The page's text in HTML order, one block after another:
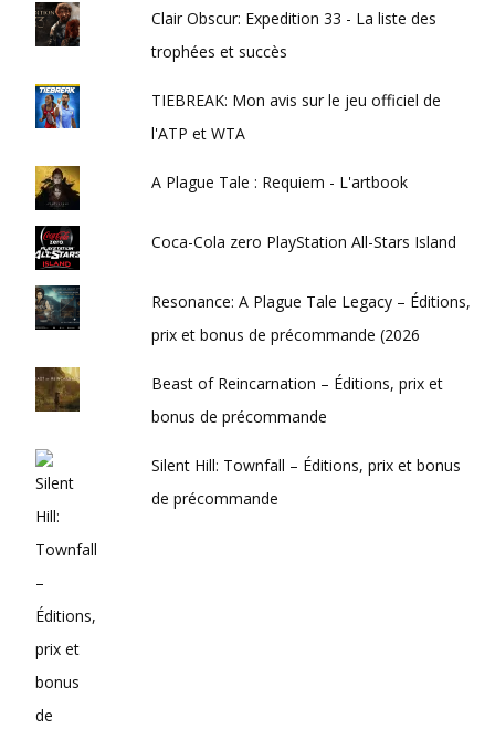
Clair Obscur: Expedition 33 - La liste des
trophées et succès
TIEBREAK: Mon avis sur le jeu officiel de
l'ATP et WTA
A Plague Tale : Requiem - L'artbook
Coca-Cola zero PlayStation All-Stars Island
Resonance: A Plague Tale Legacy – Éditions,
prix et bonus de précommande (2026
Beast of Reincarnation – Éditions, prix et
bonus de précommande
Silent Hill: Townfall – Éditions, prix et bonus
de précommande